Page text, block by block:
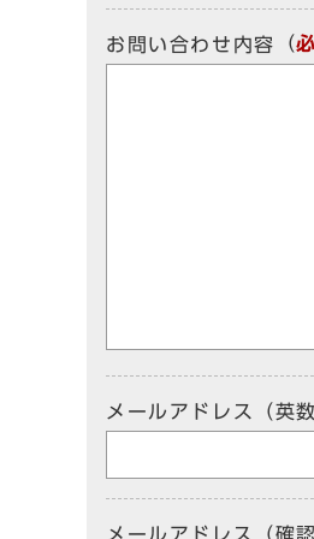
お問い合わせ内容 （
メールアドレス（英
メールアドレス（確